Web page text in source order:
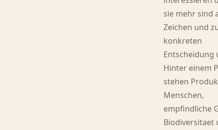
sie mehr sind
Zeichen und
konkreten
Entscheidung
Hinter einem
stehen
Menschen,
empfindliche
Biodiversitaet